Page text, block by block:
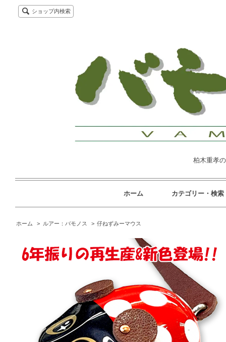
ショップ内検索
柏木重孝
ホーム カテゴリー・検索
ホーム > ルアー：バモノス > 仔ねずみーマウス